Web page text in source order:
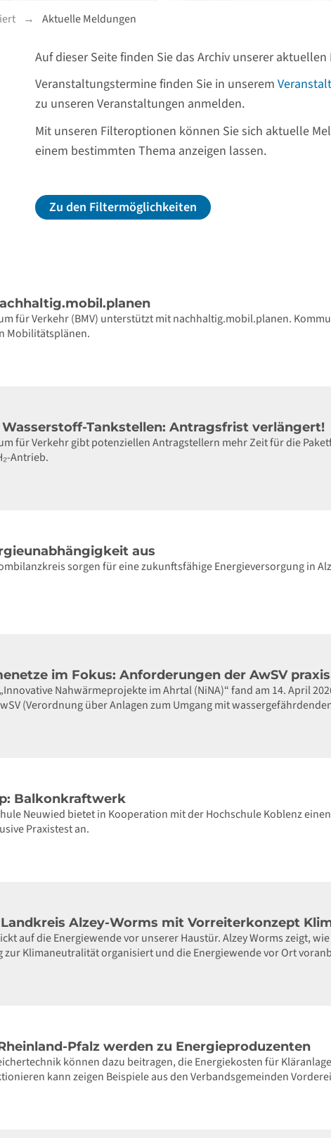
Aktuelle Meldungen
Auf dieser Seite finden Sie das Archiv unserer
Veranstaltungstermine finden Sie in unserem
zu unseren Veranstaltungen anmelden.
Mit unseren Filteroptionen können Sie sich aktuelle
einem bestimmten Thema anzeigen lassen.
Zu den Filtermöglichkeiten
für Verkehr (BMV) unterstützt mit nachhaltig.mobil.planen.
Mobilitätsplänen.
Tankstellen: Antragsfrist verlängert!
für Verkehr gibt potenziellen Antragstellern mehr Zeit für die
Antrieb.
aus
sorgen für eine zukunftsfähige Energieversorgung in
im Fokus: Anforderungen der AwSV
Nahwärmeprojekte im Ahrtal (NiNA)“ fand am 14. April
(Verordnung über Anlagen zum Umgang mit
Balkonkraftwerk
Neuwied bietet in Kooperation mit der Hochschule Koblenz
Praxistest an.
Alzey-Worms mit Vorreiterkonzept
auf die Energiewende vor unserer Haustür. Alzey Worms zeigt,
zur Klimaneutralität organisiert und die Energiewende vor Ort
Pfalz werden zu Energieproduzenten
können dazu beitragen, die Energiekosten für
kann zeigen Beispiele aus den Verbandsgemeinden